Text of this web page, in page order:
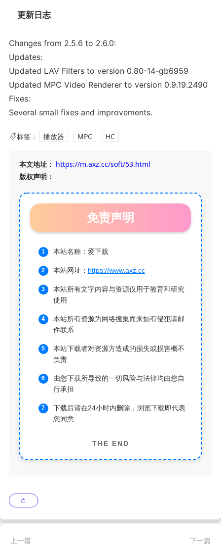
更新日志
Changes from 2.5.6 to 2.6.0:
Updates:
Updated LAV Filters to version 0.80-14-gb6959
Updated MPC Video Renderer to version 0.9.19.2490
Fixes:
Several small fixes and improvements.
标签： 播放器 MPC HC
本文地址： https://m.axz.cc/soft/53.html
版权声明：
免责声明
本站名称：爱下载
本站网址： https://www.axz.cc
本站所有文字内容与资源仅用于教育和研究
使用
本站所有资源为网络搜集而来如有侵犯请邮
件联系
本站下载者对资源方造成的损失或损害概不
负责
由您下载所导致的一切风险与法律均由您自
行承担
下载后请在24小时内删除，浏览下载即代表
您同意
THE END
上一篇 下一篇